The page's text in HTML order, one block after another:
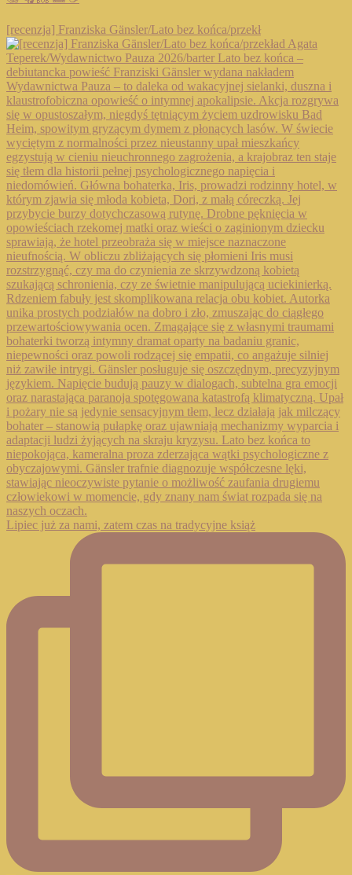
[recenzja] Franziska Gänsler/Lato bez końca/przekł
Lipiec już za nami, zatem czas na tradycyjne książ